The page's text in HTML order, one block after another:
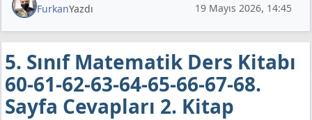
FurkanYazdı 19 Mayıs 2026, 14:45
5. Sınıf Matematik Ders Kitabı
60-61-62-63-64-65-66-67-68.
Sayfa Cevapları 2. Kitap